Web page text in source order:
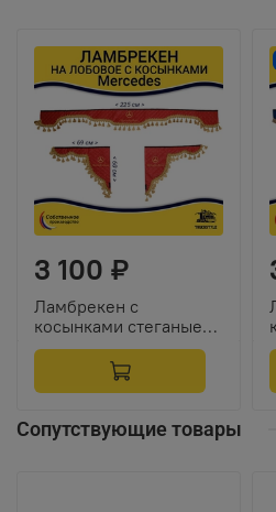
3 100 ₽
Ламбрекен с
косынками стеганые
Mercedes (экокожа,
красный, золотые
кисточки)
Сопутствующие товары